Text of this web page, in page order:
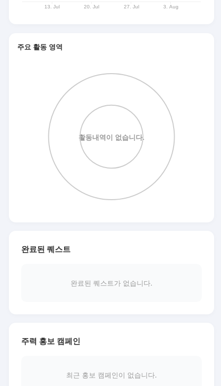
주요 활동 영역
완료된 퀘스트
완료된 퀘스트가 없습니다.
주력 홍보 캠페인
최근 홍보 캠페인이 없습니다.